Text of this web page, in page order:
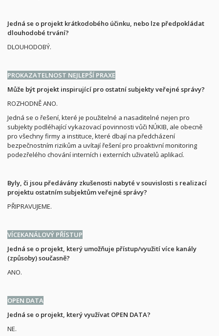
Jedná se o projekt krátkodobého účinku, nebo lze předpokládat
dlouhodobé trvání?
DLOUHODOBÝ.
PROKAZATELNOST NEJLEPŠÍ PRAXE
Může být projekt inspirující pro ostatní subjekty veřejné správy?
ROZHODNĚ ANO.
Jedná se o řešení, které je použitelné a nasaditelné nejen pro
subjekty podléhající vykazovací povinnosti vůči NÚKIB, ale obecně
pro všechny firmy a instituce, které dbají na předcházení
bezpečnostním rizikům a uvítají řešení pro proaktivní monitoring
podezřelého chování interních i externích uživatelů aplikací.
Byly, či jsou předávány zkušenosti nabyté v souvislosti s realizací
projektu ostatním subjektům veřejné správy?
PŘIPRAVUJEME.
VÍCEKANÁLOVÝ PŘÍSTUP
Jedná se o projekt, který umožňuje přístup/využití více kanály
(způsoby) současně?
ANO.
OPEN DATA
Jedná se o projekt, který využívat OPEN DATA?
NE.